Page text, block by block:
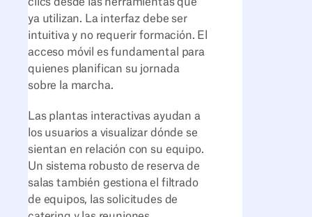
ya utilizan. La interfaz debe ser
intuitiva y no requerir formación. El
acceso móvil es fundamental para
quienes planifican su jornada
sobre la marcha.
Las plantas interactivas ayudan a
los usuarios a visualizar dónde se
sientan en relación con su equipo.
Un sistema robusto de reserva de
salas también gestiona el filtrado
de equipos, las solicitudes de